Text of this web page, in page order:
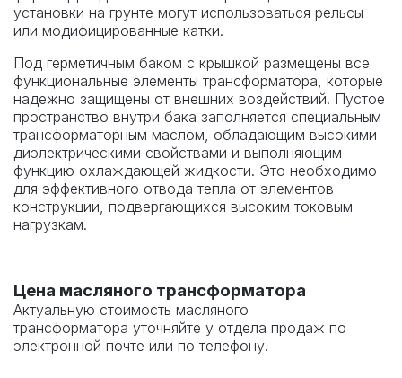
установки на грунте могут использоваться рельсы
или модифицированные катки.
Под герметичным баком с крышкой размещены все
функциональные элементы трансформатора, которые
надежно защищены от внешних воздействий. Пустое
пространство внутри бака заполняется специальным
трансформаторным маслом, обладающим высокими
диэлектрическими свойствами и выполняющим
функцию охлаждающей жидкости. Это необходимо
для эффективного отвода тепла от элементов
конструкции, подвергающихся высоким токовым
нагрузкам.
Цена масляного трансформатора
Актуальную стоимость масляного
трансформатора уточняйте у отдела продаж по
электронной почте или по телефону.